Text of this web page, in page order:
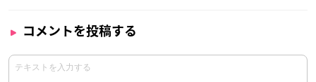
コメントを投稿する